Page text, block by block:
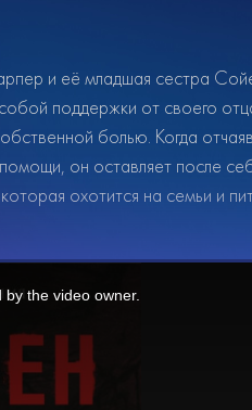
и её младшая сестра
поддержки от своего
болью. Когда
помощи, он оставляет после
охотится на семьи и
the video owner.